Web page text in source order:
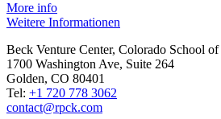
More info
Weitere Informationen
Beck Venture Center, Colorado School
1700 Washington Ave, Suite 264
Golden, CO 80401
Tel: +1 720 778 3062
contact@rpck.com